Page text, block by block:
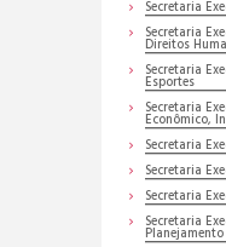
Secretaria
Secretaria
Direitos
Secretaria
Esportes
Secretaria
Econômico,
Secretaria
Secretaria
Secretaria
Secretaria
Planejamento